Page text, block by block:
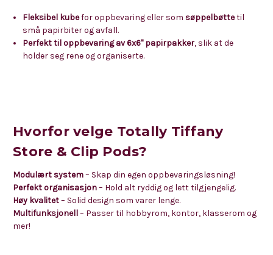
Fleksibel kubefor oppbevaring eller som søppelbøttetil
små papirbiter og avfall.
Perfekt til oppbevaring av 6x6" papirpakker, slik at de
holder seg rene og organiserte.
Hvorfor velge Totally Tiffany
Store & Clip Pods?
Modulært system– Skap din egen oppbevaringsløsning!
Perfekt organisasjon– Hold alt ryddig og lett tilgjengelig.
Høy kvalitet– Solid design som varer lenge.
Multifunksjonell– Passer til hobbyrom, kontor, klasserom og
mer!